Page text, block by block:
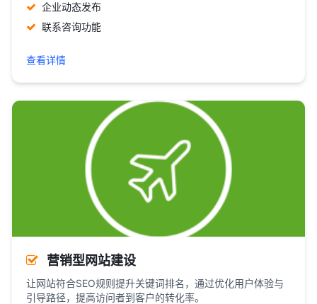
企业动态发布
联系咨询功能
查看详情
营销型网站建设
让网站符合SEO规则提升关键词排名，通过优化用户体验与
引导路径，提高访问者到客户的转化率。